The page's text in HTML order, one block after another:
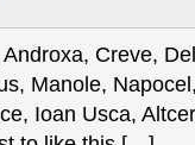
Creve,
Manole,
Ioan Usca,